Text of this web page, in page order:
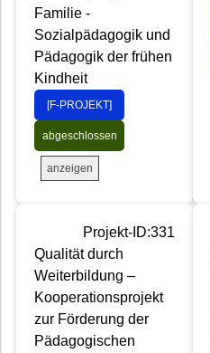
Familie -
Sozialpädagogik und
Pädagogik der frühen
Kindheit
[F-PROJEKT]
abgeschlossen
anzeigen
Projekt-ID:331
Qualität durch
Weiterbildung –
Kooperationsprojekt
zur Förderung der
Pädagogischen